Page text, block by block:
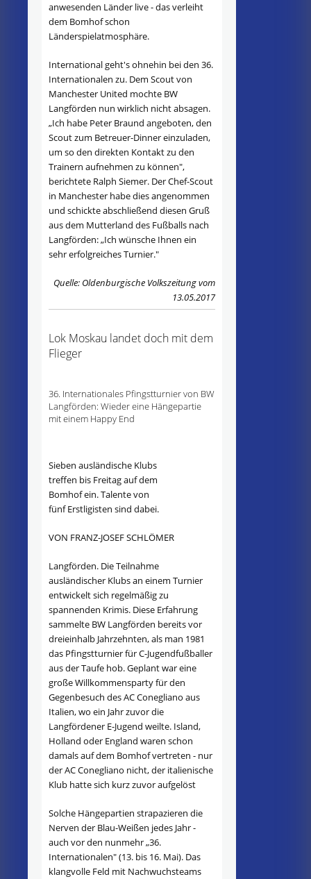
anwesenden Länder live - das verleiht
dem Bomhof schon
Länderspielatmosphäre.
International geht's ohnehin bei den 36.
Internationalen zu. Dem Scout von
Manchester United mochte BW
Langförden nun wirklich nicht absagen.
„Ich habe Peter Braund angeboten, den
Scout zum Betreuer-Dinner einzuladen,
um so den direkten Kontakt zu den
Trainern aufnehmen zu können",
berichtete Ralph Siemer. Der Chef-Scout
in Manchester habe dies angenommen
und schickte abschließend diesen Gruß
aus dem Mutterland des Fußballs nach
Langförden: „Ich wünsche Ihnen ein
sehr erfolgreiches Turnier."
Quelle: Oldenburgische Volkszeitung vom
13.05.2017
Lok Moskau landet doch mit dem
Flieger
36. Internationales Pfingstturnier von BW
Langförden: Wieder eine Hängepartie
mit einem Happy End
Sieben ausländische Klubs
treffen bis Freitag auf dem
Bomhof ein. Talente von
fünf Erstligisten sind dabei.
VON FRANZ-JOSEF SCHLÖMER
Langförden. Die Teilnahme
ausländischer Klubs an einem Turnier
entwickelt sich regelmäßig zu
spannenden Krimis. Diese Erfahrung
sammelte BW Langförden bereits vor
dreieinhalb Jahrzehnten, als man 1981
das Pfingstturnier für C-Jugendfußballer
aus der Taufe hob. Geplant war eine
große Willkommensparty für den
Gegenbesuch des AC Conegliano aus
Italien, wo ein Jahr zuvor die
Langfördener E-Jugend weilte. Island,
Holland oder England waren schon
damals auf dem Bomhof vertreten - nur
der AC Conegliano nicht, der italienische
Klub hatte sich kurz zuvor aufgelöst
Solche Hängepartien strapazieren die
Nerven der Blau-Weißen jedes Jahr -
auch vor den nunmehr „36.
Internationalen" (13. bis 16. Mai). Das
klangvolle Feld mit Nachwuchsteams